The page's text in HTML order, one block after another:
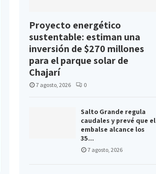
Proyecto energético
sustentable: estiman una
inversión de $270 millones
para el parque solar de
Chajarí
7 agosto, 2026 0
Salto Grande regula
caudales y prevé que el
embalse alcance los
35...
7 agosto, 2026